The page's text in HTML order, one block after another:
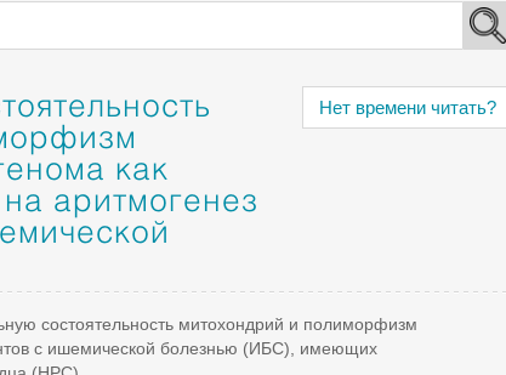
как
аритмогенез
Нет времени читать?
состоятельность митохондрий и полиморфизм
с ишемической болезнью (ИБС), имеющих